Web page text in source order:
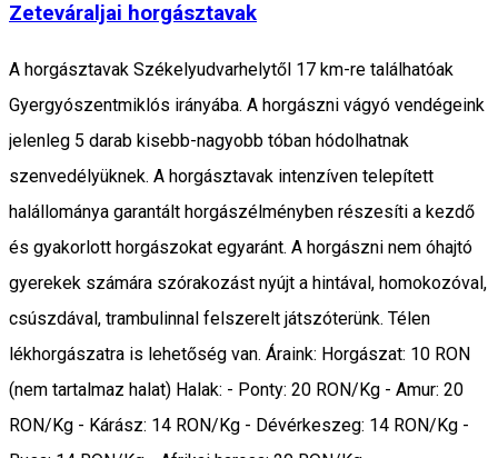
Zeteváraljai horgásztavak
A horgásztavak Székelyudvarhelytől 17 km-re találhatóak
Gyergyószentmiklós irányába. A horgászni vágyó vendégeink
jelenleg 5 darab kisebb-nagyobb tóban hódolhatnak
szenvedélyüknek. A horgásztavak intenzíven telepített
halállománya garantált horgászélményben részesíti a kezdő
és gyakorlott horgászokat egyaránt. A horgászni nem óhajtó
gyerekek számára szórakozást nyújt a hintával, homokozóval,
csúszdával, trambulinnal felszerelt játszóterünk. Télen
lékhorgászatra is lehetőség van. Áraink: Horgászat: 10 RON
(nem tartalmaz halat) Halak: - Ponty: 20 RON/Kg - Amur: 20
RON/Kg - Kárász: 14 RON/Kg - Dévérkeszeg: 14 RON/Kg -